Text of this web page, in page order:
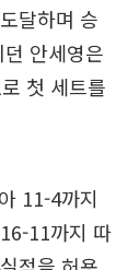
달하며 승
안세영은
첫 세트를
11-4까지
11까지 따